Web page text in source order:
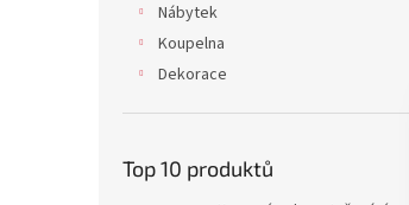
Nábytek
Koupelna
Dekorace
Top 10 produktů